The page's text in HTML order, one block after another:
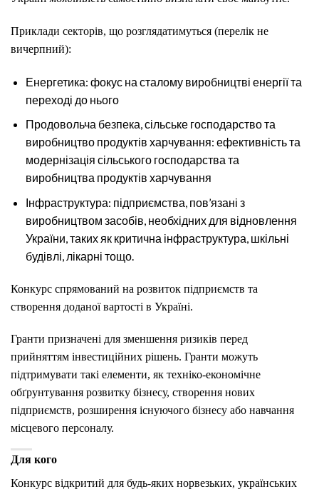
Приклади секторів, що розглядатимуться (перелік не
вичерпний):
Енергетика: фокус на сталому виробництві енергії та
переході до нього
Продовольча безпека, сільське господарство та
виробництво продуктів харчування: ефективність та
модернізація сільського господарства та
виробництва продуктів харчування
Інфраструктура: підприємства, пов’язані з
виробництвом засобів, необхідних для відновлення
України, таких як критична інфраструктура, шкільні
будівлі, лікарні тощо.
Конкурс спрямований на розвиток підприємств та
створення доданої вартості в Україні.
Гранти призначені для зменшення ризиків перед
прийняттям інвестиційних рішень. Гранти можуть
підтримувати такі елементи, як техніко-економічне
обґрунтування розвитку бізнесу, створення нових
підприємств, розширення існуючого бізнесу або навчання
місцевого персоналу.
Для кого
Конкурс відкритий для будь-яких норвезьких, українських